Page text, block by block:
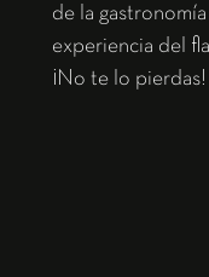
de la
experiencia del
¡No te lo pierdas!